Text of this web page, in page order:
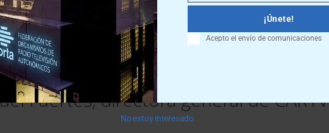
Fuertes, directora general de CARTV
¡Únete!
Acepto el envío de comunicaciones
No estoy interesado